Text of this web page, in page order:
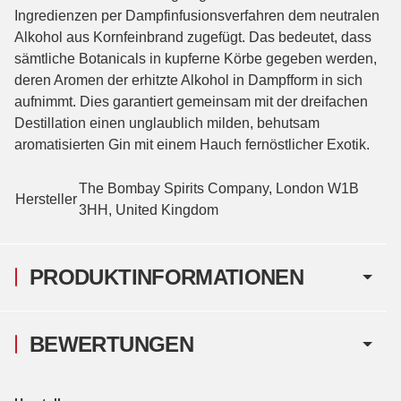
PRODUKTINFORMATIONEN
Ingredienzen per Dampfinfusionsverfahren dem neutralen
Alkohol aus Kornfeinbrand zugefügt. Das bedeutet, dass
sämtliche Botanicals in kupferne Körbe gegeben werden,
deren Aromen der erhitzte Alkohol in Dampfform in sich
aufnimmt. Dies garantiert gemeinsam mit der dreifachen
Destillation einen unglaublich milden, behutsam
aromatisierten Gin mit einem Hauch fernöstlicher Exotik.
Hersteller
The Bombay Spirits Company, London W1B
3HH, United Kingdom
BEWERTUNGEN